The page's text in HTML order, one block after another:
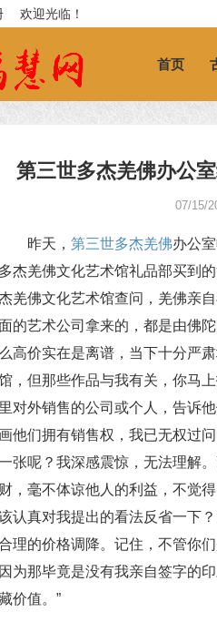
欢迎光临！
首页
第三世多杰羌佛办公
07/15/
昨天， 第三世多杰羌佛办公
多杰羌佛文化艺术馆礼品部买到
羌佛文化艺术馆查问，羌佛亲
的艺术公司拿来的，都是由佛
高价实在是离谱，当下十分严
，但那些作品与我有关，你马
里对外销售的公司或个人，告诉
他们拥有销售权，我已无权过
张呢？我深感震惊，无法理解
财，毫不体谅他人的利益，不觉
认真对我提出的看法反省一下
理的价格调降。记住，不管你
因为那毕竟是没有我亲自签字的
价值。”